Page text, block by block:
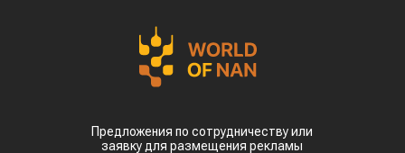
Предложения по сотрудничеству или
заявку для размещения рекламы